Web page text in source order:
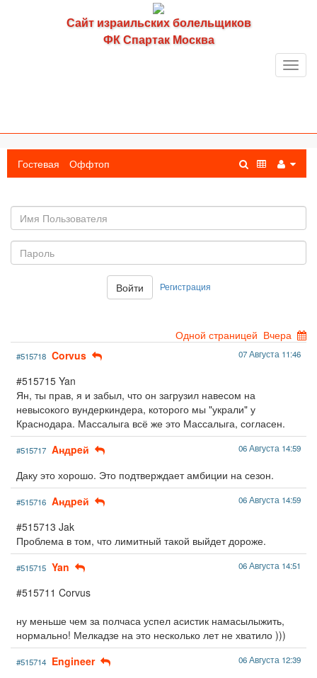
Сайт израильских болельщиков
ФК Спартак Москва
Гостевая Оффтоп
пользователя
Войти Регистрация
Одной страницей Вчера
#515718 Corvus 07 Августа 11:46
#515715 Yan
Ян, ты прав, я и забыл, что он загрузил навесом на
невысокого вундеркиндера, которого мы "украли" у
Краснодара. Массалыга всё же это Массалыга, согласен.
#515717 Aндpeй 06 Августа 14:59
Даку это хорошо. Это подтверждает амбиции на сезон.
#515716 Aндpeй 06 Августа 14:59
#515713 Jak
Проблема в том, что лимитный такой выйдет дороже.
#515715 Yan 06 Августа 14:51
#515711 Corvus
ну меньше чем за полчаса успел асистик намасылыжить,
нормально! Мелкадзе на это несколько лет не хватило )))
#515714 Engineer 06 Августа 12:39